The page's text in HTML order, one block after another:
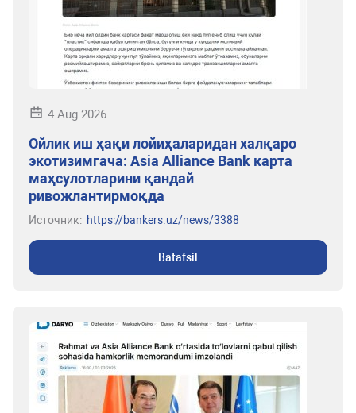
4 Aug 2026
Ойлик иш ҳақи лойиҳаларидан халқаро
экотизимгача: Asia Alliance Bank карта
маҳсулотларини қандай
ривожлантирмоқда
Источник: https://bankers.uz/news/3388
Batafsil